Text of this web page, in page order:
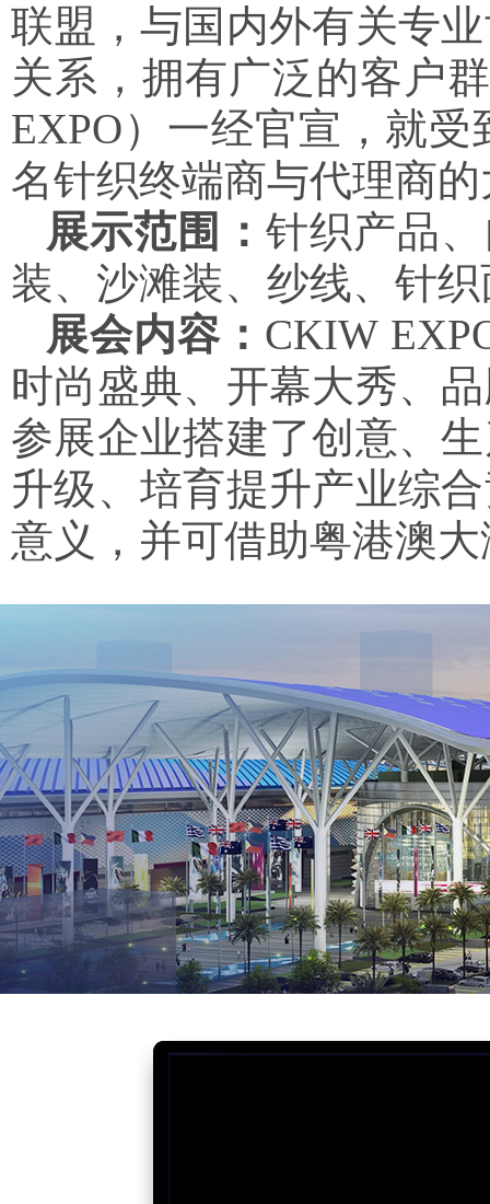
联盟，与国内外有关专
关系，拥有广泛的客户
EXPO）一经官宣，就
名针织终端商与代理商
展示范围： 针织产品
装、沙滩装、纱线、针
展会内容： CKIW
时尚盛典、开幕大秀、
参展企业搭建了创意、
升级、培育提升产业综
意义，并可借助粤港澳